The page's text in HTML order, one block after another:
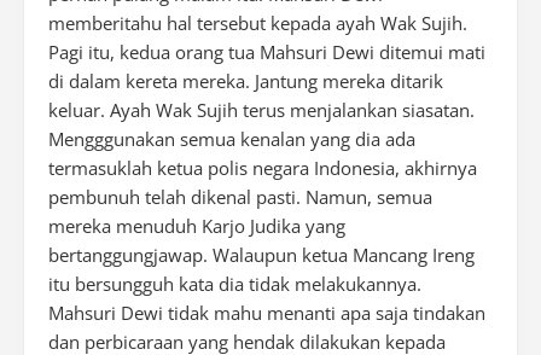
memberitahu hal tersebut kepada ayah Wak Sujih.
Pagi itu, kedua orang tua Mahsuri Dewi ditemui mati
di dalam kereta mereka. Jantung mereka ditarik
keluar. Ayah Wak Sujih terus menjalankan siasatan.
Mengggunakan semua kenalan yang dia ada
termasuklah ketua polis negara Indonesia, akhirnya
pembunuh telah dikenal pasti. Namun, semua
mereka menuduh Karjo Judika yang
bertanggungjawap. Walaupun ketua Mancang Ireng
itu bersungguh kata dia tidak melakukannya.
Mahsuri Dewi tidak mahu menanti apa saja tindakan
dan perbicaraan yang hendak dilakukan kepada